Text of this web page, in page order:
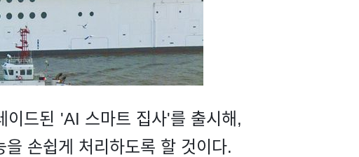
드된 'AI 스마트 집사'를 출시해,
손쉽게 처리하도록 할 것이다.